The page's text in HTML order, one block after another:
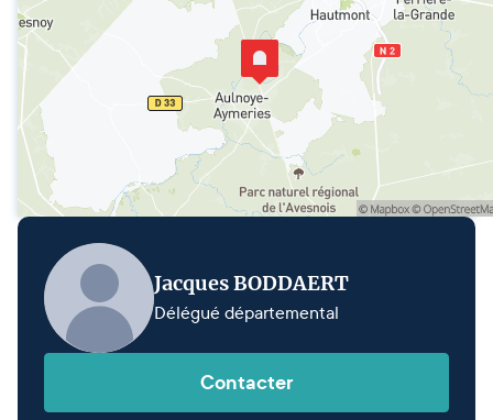
Jacques BODDAERT
Délégué départemental
Contacter